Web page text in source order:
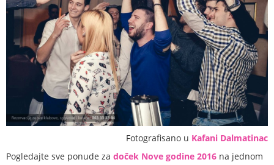
Fotografisano u Kafani Dalmatinac
Pogledajte sve ponude za doček Nove godine 2016 na jednom